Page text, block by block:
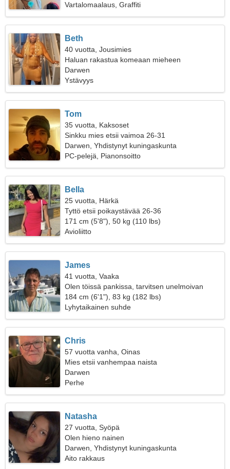
Vartalomaalaus, Graffiti
Beth
40 vuotta, Jousimies
Haluan rakastua komeaan mieheen
Darwen
Ystävyys
Tom
35 vuotta, Kaksoset
Sinkku mies etsii vaimoa 26-31
Darwen, Yhdistynyt kuningaskunta
PC-pelejä, Pianonsoitto
Bella
25 vuotta, Härkä
Tyttö etsii poikaystävää 26-36
171 cm (5'8"), 50 kg (110 lbs)
Avioliitto
James
41 vuotta, Vaaka
Olen töissä pankissa, tarvitsen unelmoivan
naisen
184 cm (6'1"), 83 kg (182 lbs)
Lyhytaikainen suhde
Chris
57 vuotta vanha, Oinas
Mies etsii vanhempaa naista
Darwen
Perhe
Natasha
27 vuotta, Syöpä
Olen hieno nainen
Darwen, Yhdistynyt kuningaskunta
Aito rakkaus